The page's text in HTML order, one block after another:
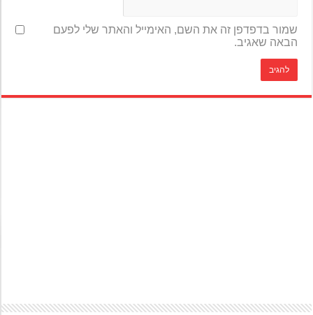
שמור בדפדפן זה את השם, האימייל והאתר שלי לפעם
הבאה שאגיב.